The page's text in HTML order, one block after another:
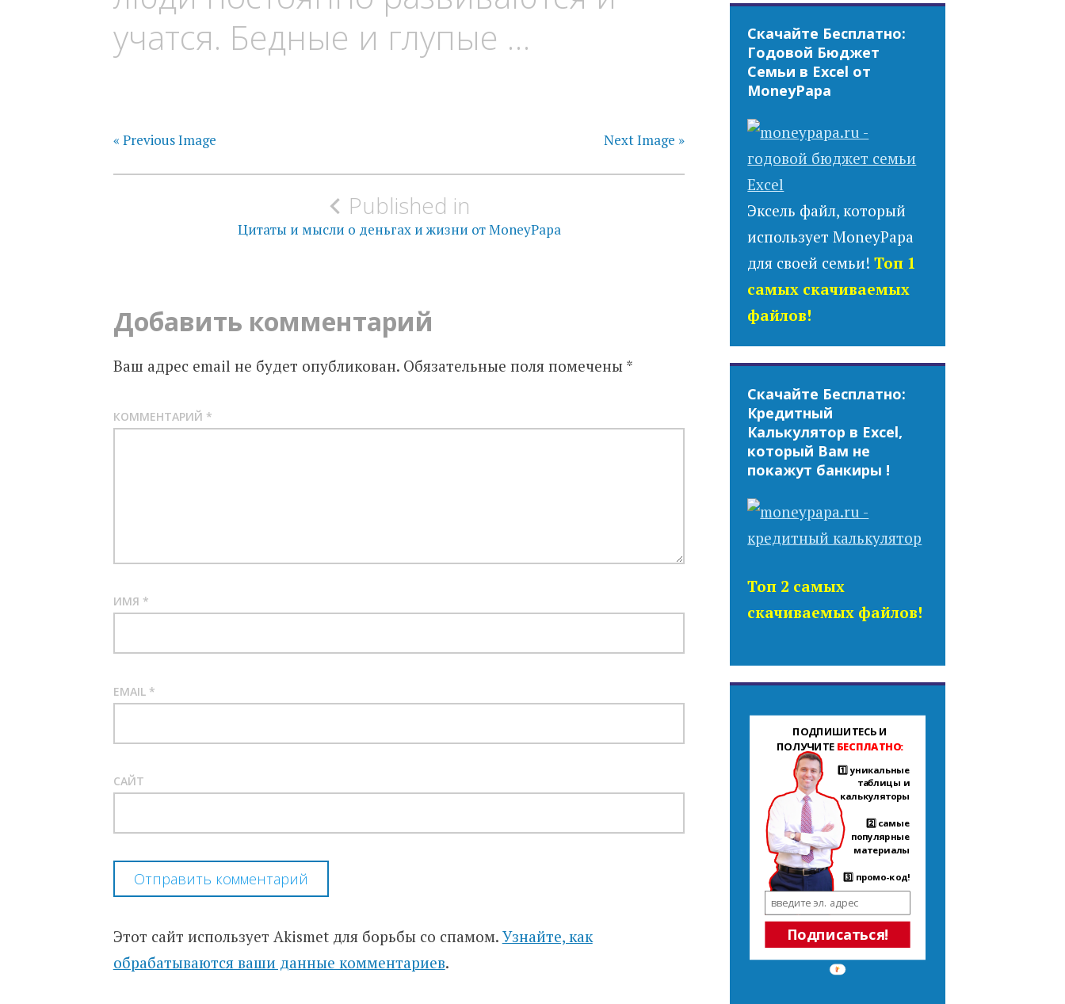
учатся. Бедные и глупые …
« Previous Image Next Image »
Навигация
Published in
Цитаты и мысли о деньгах и жизни от MoneyPapa
Добавить комментарий
Ваш адрес email не будет опубликован. Обязательные поля помечены *
КОММЕНТАРИЙ *
ИМЯ *
EMAIL *
САЙТ
Этот сайт использует Akismet для борьбы со спамом. Узнайте, как
обрабатываются ваши данные комментариев.
Скачайте Бесплатно:
Годовой Бюджет
Семьи в Excel от
MoneyPapa
Эксель файл, который
использует MoneyPapa
для своей семьи!Топ 1
самых скачиваемых
файлов!
Скачайте Бесплатно:
Кредитный
Калькулятор в Excel,
который Вам не
покажут банкиры !
Топ 2 самых
скачиваемых файлов!
Подписаться!
ПОДПИШИТЕСЬ И
ПОЛУЧИТЕ БЕСПЛАТНО:
1️⃣ уникальные
таблицы и
калькуляторы
2️⃣ самые
популярные
материалы
3️⃣ промо-код!